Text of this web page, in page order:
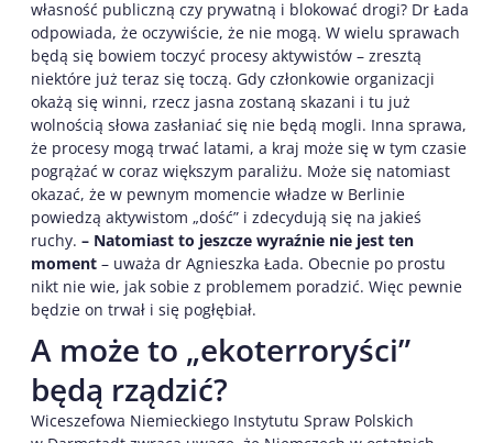
własność publiczną czy prywatną i blokować drogi? Dr Łada
odpowiada, że oczywiście, że nie mogą. W wielu sprawach
będą się bowiem toczyć procesy aktywistów – zresztą
niektóre już teraz się toczą. Gdy członkowie organizacji
okażą się winni, rzecz jasna zostaną skazani i tu już
wolnością słowa zasłaniać się nie będą mogli. Inna sprawa,
że procesy mogą trwać latami, a kraj może się w tym czasie
pogrążać w coraz większym paraliżu. Może się natomiast
okazać, że w pewnym momencie władze w Berlinie
powiedzą aktywistom „dość” i zdecydują się na jakieś
ruchy. – Natomiast to jeszcze wyraźnie nie jest ten
moment – uważa dr Agnieszka Łada. Obecnie po prostu
nikt nie wie, jak sobie z problemem poradzić. Więc pewnie
będzie on trwał i się pogłębiał.
A może to „ekoterroryści”
będą rządzić?
Wiceszefowa Niemieckiego Instytutu Spraw Polskich